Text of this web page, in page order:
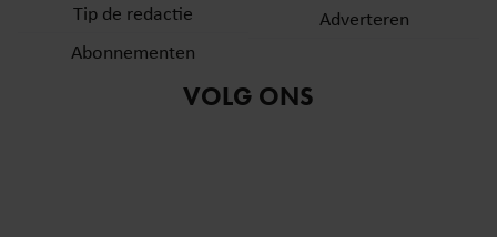
Tip de redactie
Abonnementen
Adverteren
VOLG ONS